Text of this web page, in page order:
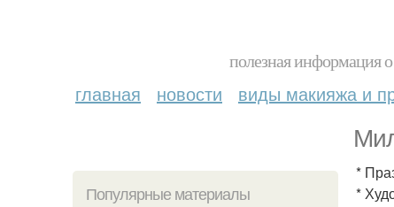
полезная информация
главная новости виды макияжа и
Популярные материалы
*
*